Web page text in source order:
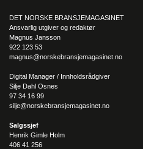
DET NORSKE BRANSJEMAGASINET
Ansvarlig utgiver og redaktør
Magnus Jansson
922 123 53
magnus@norskebransjemagasinet.no
Digital Manager / Innholdsrådgiver
Silje Dahl Osnes
97 34 16 99
silje@norskebransjemagasinet.no
Salgssjef
Henrik Gimle Holm
406 41 256